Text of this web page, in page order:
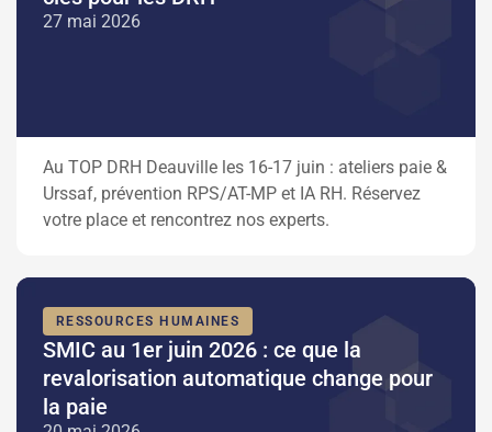
27 mai 2026
Au TOP DRH Deauville les 16-17 juin : ateliers paie &
Urssaf, prévention RPS/AT-MP et IA RH. Réservez
votre place et rencontrez nos experts.
RESSOURCES HUMAINES
SMIC au 1er juin 2026 : ce que la
revalorisation automatique change pour
la paie